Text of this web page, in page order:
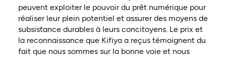
peuvent exploiter le pouvoir du prêt numérique pour
réaliser leur plein potentiel et assurer des moyens de
subsistance durables à leurs concitoyens. Le prix et
la reconnaissance que Kifiya a reçus témoignent du
fait que nous sommes sur la bonne voie et nous